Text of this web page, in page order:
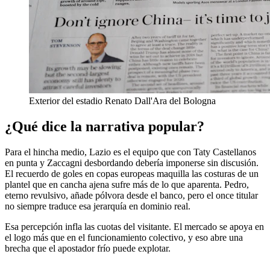
Exterior del estadio Renato Dall'Ara del Bologna
¿Qué dice la narrativa popular?
Para el hincha medio, Lazio es el equipo que con Taty Castellanos
en punta y Zaccagni desbordando debería imponerse sin discusión.
El recuerdo de goles en copas europeas maquilla las costuras de un
plantel que en cancha ajena sufre más de lo que aparenta. Pedro,
eterno revulsivo, añade pólvora desde el banco, pero el once titular
no siempre traduce esa jerarquía en dominio real.
Esa percepción infla las cuotas del visitante. El mercado se apoya en
el logo más que en el funcionamiento colectivo, y eso abre una
brecha que el apostador frío puede explotar.